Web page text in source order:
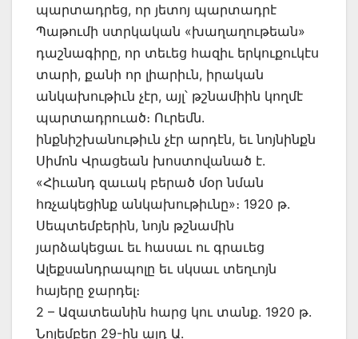
պարտադրեց, որ յետոյ պարտադրէ
Պաթումի ստրկական «խաղաղութեան»
դաշնագիրը, որ տեւեց հազիւ երկուքուկէս
տարի, քանի որ լիարիւն, իրական
անկախութիւն չէր, այլ՝ թշնամիին կողմէ
պարտադրուած։ Ուրեմն.
ինքնիշխանութիւն չէր արդէն, եւ նոյնինքն
Սիմոն Վրացեան խոստովանած է.
«Հիւանդ զաւակ բերած մօր նման
հռչակեցինք անկախութիւնը»։ 1920 թ.
Սեպտեմբերին, նոյն թշնամին
յարձակեցաւ եւ հասաւ ու գրաւեց
Ալեքսանդրապոլը եւ սկսաւ տեղւոյն
հայերը ջարդել։
2 – Ազատեանին հարց կու տանք. 1920 թ.
Նոյեմբեր 29-ին այդ Ա.